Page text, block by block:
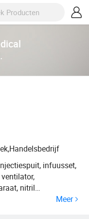
infuusset,
nitril
wegwerpmasker KN95,
Meer